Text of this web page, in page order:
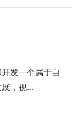
发一个属于自
，视...